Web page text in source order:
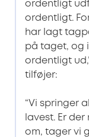
ordentligt
ordentligt.
har lagt
på taget, og
ordentligt
tilføjer:
“Vi springer
lavest. Er
om, tager vi